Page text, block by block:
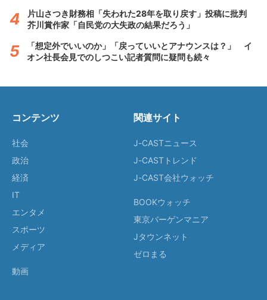
片山さつき財務相「失われた28年を取り戻す」投稿に批判
芥川賞作家「自民党の大失政の結果だろう」
「想定外でいいのか」「戻っていいとアナウンスは？」 イ
オン社長会見でのしつこい記者質問に疑問も続々
コンテンツ
社会
政治
経済
IT
エンタメ
スポーツ
メディア
動画
関連サイト
J-CASTニュース
J-CASTトレンド
J-CAST会社ウォッチ
BOOKウォッチ
東京バーゲンマニア
Jタウンネット
ゼロまる